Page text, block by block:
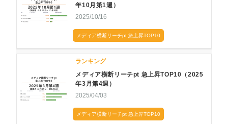
年10月第1週）
2025/10/16
メディア横断リーチpt 急上昇TOP10
ランキング
メディア横断リーチpt 急上昇TOP10（2025
年3月第4週）
2025/04/03
メディア横断リーチpt 急上昇TOP10